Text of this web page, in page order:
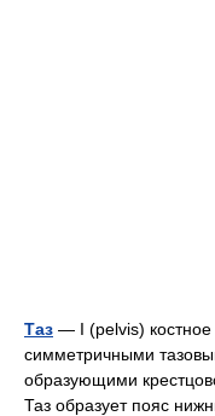
Таз — I (pelvis)
симметричными
образующими
Таз образует пояс